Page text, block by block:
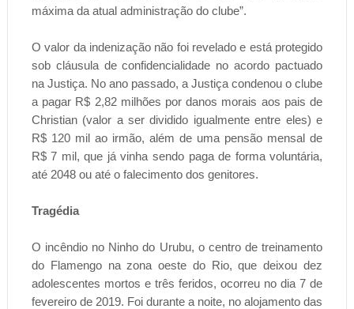
máxima da atual administração do clube”.
O valor da indenização não foi revelado e está protegido
sob cláusula de confidencialidade no acordo pactuado
na Justiça. No ano passado, a Justiça condenou o clube
a pagar R$ 2,82 milhões por danos morais aos pais de
Christian (valor a ser dividido igualmente entre eles) e
R$ 120 mil ao irmão, além de uma pensão mensal de
R$ 7 mil, que já vinha sendo paga de forma voluntária,
até 2048 ou até o falecimento dos genitores.
Tragédia
O incêndio no Ninho do Urubu, o centro de treinamento
do Flamengo na zona oeste do Rio, que deixou dez
adolescentes mortos e três feridos, ocorreu no dia 7 de
fevereiro de 2019. Foi durante a noite, no alojamento das